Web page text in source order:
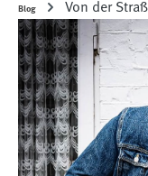
Blog Von der